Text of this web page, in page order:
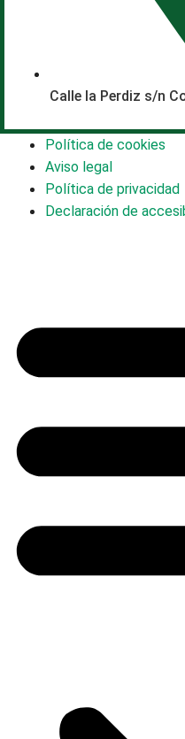
Calle la Perdiz s/n
Política de cookies
Aviso legal
Política de privacidad
Declaración de